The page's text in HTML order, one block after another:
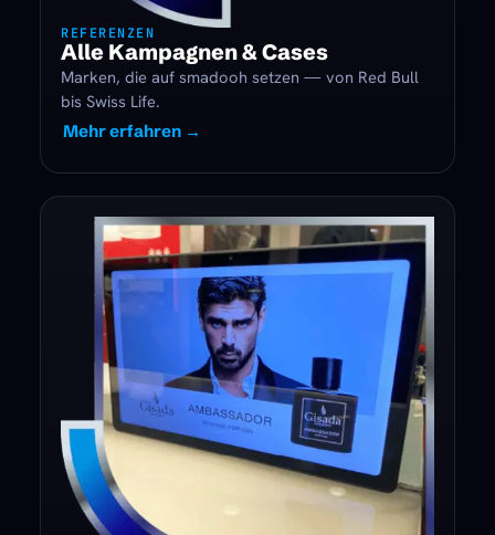
REFERENZEN
Alle Kampagnen & Cases
Marken, die auf smadooh setzen — von Red Bull
bis Swiss Life.
Mehr erfahren →